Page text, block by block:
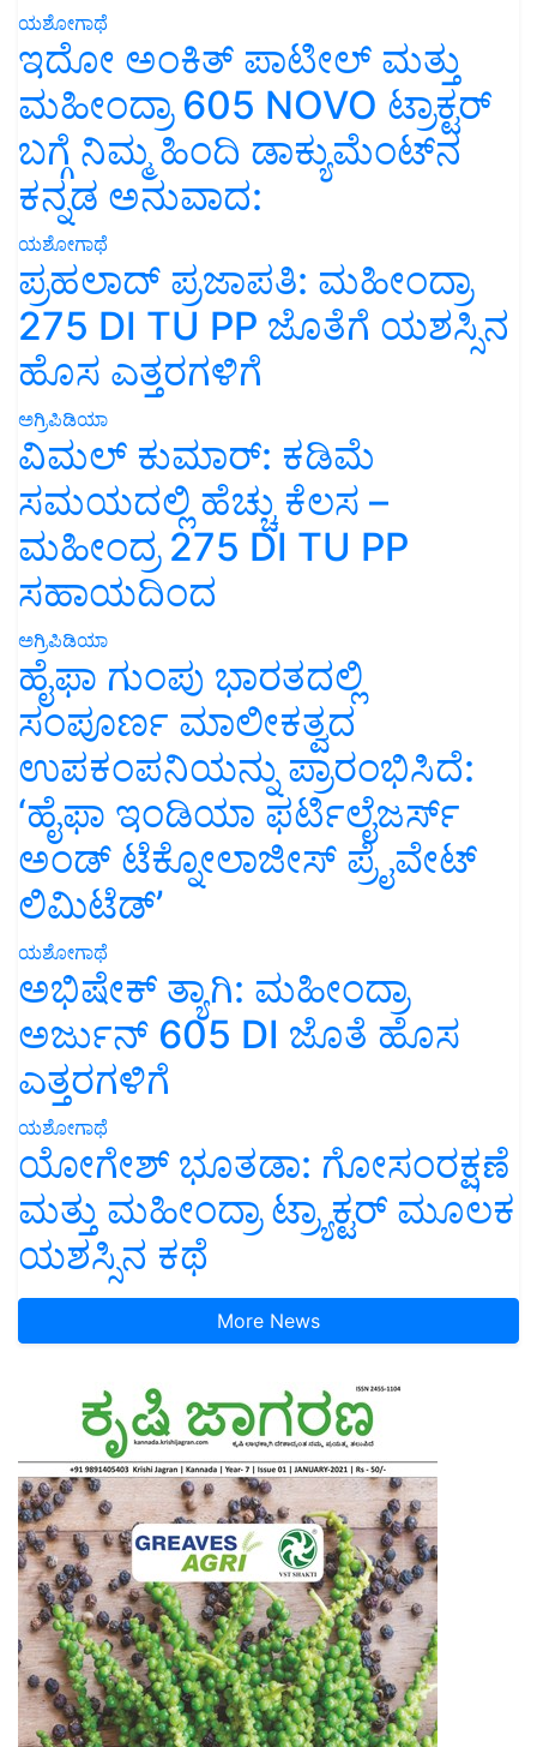
ಯಶೋಗಾಥೆ
ಇದೋ ಅಂಕಿತ್ ಪಾಟೀಲ್ ಮತ್ತು
ಮಹೀಂದ್ರಾ 605 NOVO ಟ್ರಾಕ್ಟರ್
ಬಗ್ಗೆ ನಿಮ್ಮ ಹಿಂದಿ ಡಾಕ್ಯುಮೆಂಟ್‌ನ
ಕನ್ನಡ ಅನುವಾದ:
ಯಶೋಗಾಥೆ
ಪ್ರಹಲಾದ್ ಪ್ರಜಾಪತಿ: ಮಹೀಂದ್ರಾ
275 DI TU PP ಜೊತೆಗೆ ಯಶಸ್ಸಿನ
ಹೊಸ ಎತ್ತರಗಳಿಗೆ
ಅಗ್ರಿಪಿಡಿಯಾ
ವಿಮಲ್ ಕುಮಾರ್: ಕಡಿಮೆ
ಸಮಯದಲ್ಲಿ ಹೆಚ್ಚು ಕೆಲಸ –
ಮಹೀಂದ್ರ 275 DI TU PP
ಸಹಾಯದಿಂದ
ಅಗ್ರಿಪಿಡಿಯಾ
ಹೈಫಾ ಗುಂಪು ಭಾರತದಲ್ಲಿ
ಸಂಪೂರ್ಣ ಮಾಲೀಕತ್ವದ
ಉಪಕಂಪನಿಯನ್ನು ಪ್ರಾರಂಭಿಸಿದೆ:
‘ಹೈಫಾ ಇಂಡಿಯಾ ಫರ್ಟಿಲೈಜರ್ಸ್
ಅಂಡ್ ಟೆಕ್ನೋಲಾಜೀಸ್ ಪ್ರೈವೇಟ್
ಲಿಮಿಟೆಡ್’
ಯಶೋಗಾಥೆ
ಅಭಿಷೇಕ್ ತ್ಯಾಗಿ: ಮಹೀಂದ್ರಾ
ಅರ್ಜುನ್ 605 DI ಜೊತೆ ಹೊಸ
ಎತ್ತರಗಳಿಗೆ
ಯಶೋಗಾಥೆ
ಯೋಗೇಶ್ ಭೂತಡಾ: ಗೋಸಂರಕ್ಷಣೆ
ಮತ್ತು ಮಹೀಂದ್ರಾ ಟ್ರ್ಯಾಕ್ಟರ್ ಮೂಲಕ
ಯಶಸ್ಸಿನ ಕಥೆ
More News